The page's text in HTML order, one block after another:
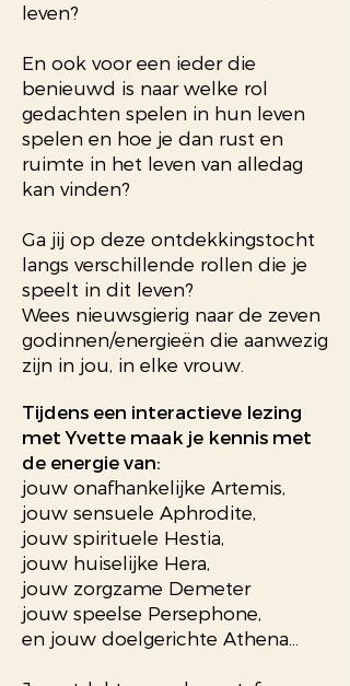
leven?
En ook voor een ieder die
benieuwd is naar welke rol
gedachten spelen in hun leven
spelen en hoe je dan rust en
ruimte in het leven van alledag
kan vinden?
Ga jij op deze ontdekkingstocht
langs verschillende rollen die je
speelt in dit leven?
Wees nieuwsgierig naar de zeven
godinnen/energieën die aanwezig
zijn in jou, in elke vrouw.
Tijdens een interactieve lezing
met Yvette maak je kennis met
de energie van:
jouw onafhankelijke Artemis,
jouw sensuele Aphrodite,
jouw spirituele Hestia,
jouw huiselijke Hera,
jouw zorgzame Demeter
jouw speelse Persephone,
en jouw doelgerichte Athena...